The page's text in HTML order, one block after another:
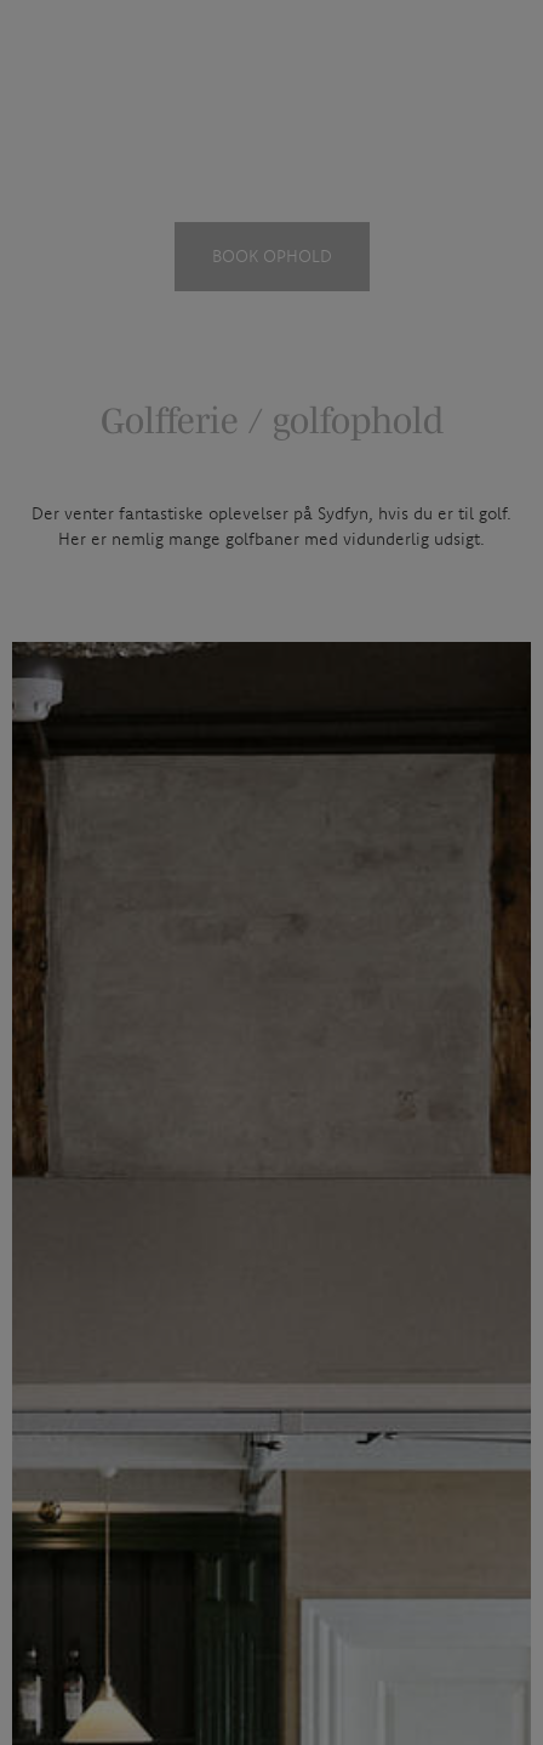
BOOK OPHOLD
Golfferie / golfophold
Der venter fantastiske oplevelser på Sydfyn, hvis du er til golf.
Her er nemlig mange golfbaner med vidunderlig udsigt.